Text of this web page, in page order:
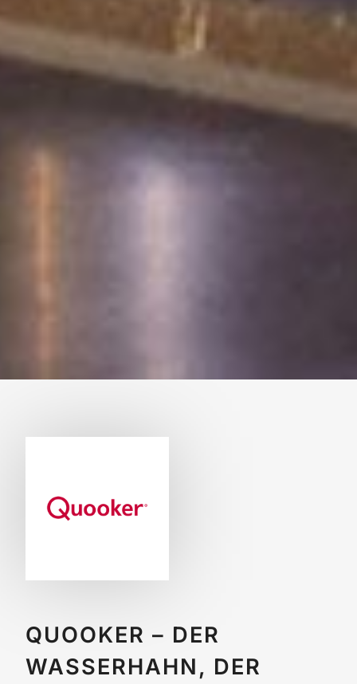
QUOOKER – DER
WASSERHAHN, DER